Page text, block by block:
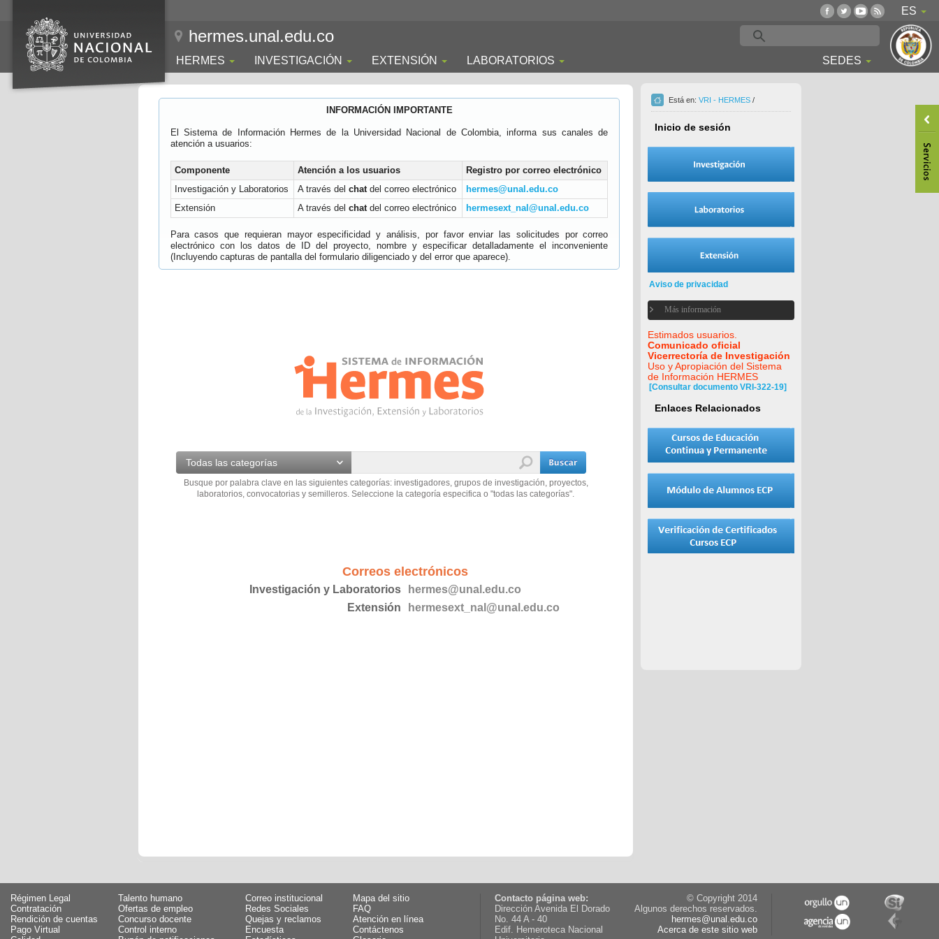
ES
hermes.unal.edu.co
HERMES INVESTIGACIÓN EXTENSIÓN LABORATORIOS SEDES
INFORMACIÓN IMPORTANTE
El Sistema de Información Hermes de la Universidad Nacional de Colombia, informa sus canales de
atención a usuarios:
Componente Atención a los usuarios
Registro por correo electrónico
Investigación y Laboratorios
A través del chatdel correo electrónico
hermes@unal.edu.co
Extensión
A través del chatdel correo electrónico hermesext_nal@unal.edu.co
Para casos que requieran mayor especificidad y análisis, por favor enviar las solicitudes por correo
electrónico con los datos de ID del proyecto, nombre y especificar detalladamente el inconveniente
(Incluyendo capturas de pantalla del formulario diligenciado y del error que aparece).
Todas las categorías
Busque por palabra clave en las siguientes categorías: investigadores, grupos de investigación, proyectos,
laboratorios, convocatorias y semilleros. Seleccione la categoría especifica o "todas las categorías".
Correos electrónicos
Investigación y Laboratorios
hermes@unal.edu.co
Extensión
hermesext_nal@unal.edu.co
Está en: VRI - HERMES /
Inicio de sesión
Aviso de privacidad
Más información
Estimados usuarios.
Comunicado oficial
Vicerrectoría de Investigación
Uso y Apropiación del Sistema
de Información HERMES
[Consultar documento VRI-322-19]
Enlaces Relacionados
Régimen Legal
Talento humano
Contratación
Ofertas de empleo
Rendición de cuentas
Concurso docente
Pago Virtual
Control interno
Correo institucional
Mapa del sitio
Redes Sociales
FAQ
Quejas y reclamos
Atención en línea
Encuesta
Contáctenos
Contacto página web:
Dirección Avenida El Dorado
No. 44 A - 40
Edif. Hemeroteca Nacional
© Copyright 2014
Algunos derechos reservados.
hermes@unal.edu.co
Acerca de este sitio web